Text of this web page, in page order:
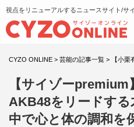
視点をリニューアルするニュースサイト/サ
CYZO ONLINE > 芸能の記事一覧 > 【小
【サイゾーpremium
AKB48をリードする
中で心と体の調和を